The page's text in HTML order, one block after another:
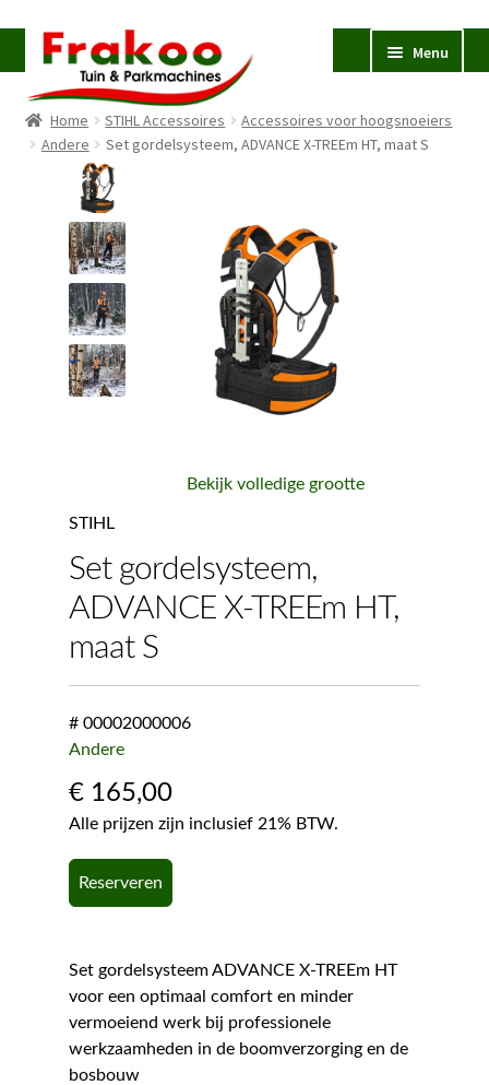
Ga
door
naar
navigatie
Ga
naar
de
inhoud
Menu
Homepage
Verkoop en Reparatie
Occasions
STIHL
Accessoires
Contact
Home STIHL Accessoires
Accessoires voor hoogsnoeiers
Andere
Set gordelsysteem, ADVANCE X-TREEm HT, maat S
Bekijk volledige grootte
STIHL
Set gordelsysteem,
ADVANCE X-TREEm HT,
maat S
# 00002000006
Andere
€165,00
Alle prijzen zijn inclusief 21% BTW.
Reserveren
Set gordelsysteem ADVANCE X-TREEm HT
voor een optimaal comfort en minder
vermoeiend werk bij professionele
werkzaamheden in de boomverzorging en de
bosbouw